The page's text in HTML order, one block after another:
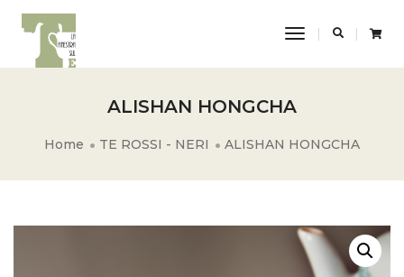
Toggle
ALISHAN HONGCHA
Home TE ROSSI - NERI ALISHAN HONGCHA